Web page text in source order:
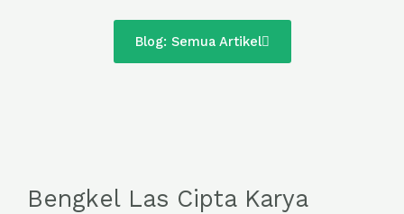
Blog: Semua Artikel
Bengkel Las Cipta Karya